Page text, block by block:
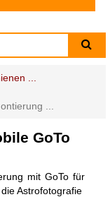
...
...
GoTo
mit GoTo für
Astrofotografie